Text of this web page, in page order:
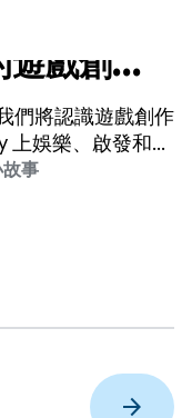
娛樂、
戲創作
們將認識遊戲創作
娛樂、啟發和激
事
arrow_forward